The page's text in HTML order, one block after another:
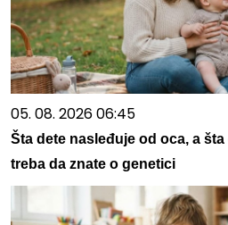
05. 08. 2026 06:45
Šta dete nasleđuje od oca, a
treba da znate o genetici